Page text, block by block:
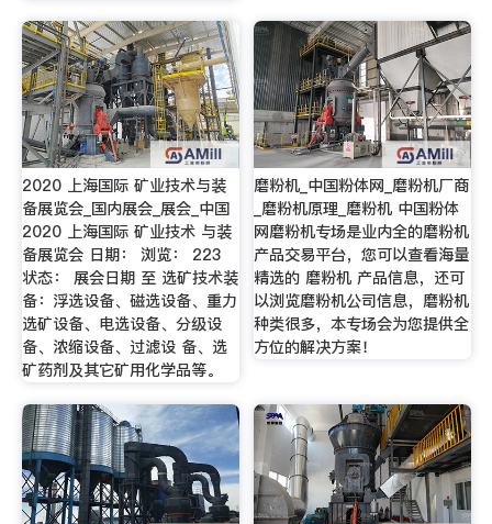
2020 上海国际 矿业技术与装
备展览会_国内展会_展会_中国
2020 上海国际 矿业技术 与装
备展览会 日期： 浏览： 223
状态： 展会日期 至 选矿技术装
备：浮选设备、磁选设备、重力
选矿设备、电选设备、分级设
备、浓缩设备、过滤设 备、选
矿药剂及其它矿用化学品等。
磨粉机_中国粉体网_磨粉机厂商
_磨粉机原理_磨粉机 中国粉体
网磨粉机专场是业内全的磨粉机
产品交易平台，您可以查看海量
精选的 磨粉机 产品信息，还可
以浏览磨粉机公司信息，磨粉机
种类很多，本专场会为您提供全
方位的解决方案！